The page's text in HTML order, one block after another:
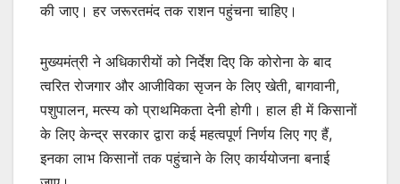
की जाए। हर जरूरतमंद तक राशन पहुंचना चाहिए।
मुख्यमंत्री ने अधिकारीयों को निर्देश दिए कि कोरोना के बाद
त्वरित रोजगार और आजीविका सृजन के लिए खेती, बागवानी,
पशुपालन, मत्स्य को प्राथमिकता देनी होगी। हाल ही में किसानों
के लिए केन्द्र सरकार द्वारा कई महत्वपूर्ण निर्णय लिए गए हैं,
इनका लाभ किसानों तक पहुंचाने के लिए कार्ययोजना बनाई